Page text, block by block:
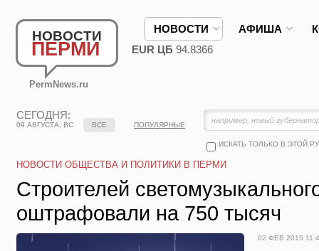
НОВОСТИ
ПЕРМИ
PermNews.ru
НОВОСТИ АФИША
EUR ЦБ 94.8366
СЕГОДНЯ:
09 АВГУСТА, ВС
ИСКАТЬ ТОЛЬКО В ЭТОЙ
ВСЕ ПОПУЛЯРНЫЕ
НОВОСТИ ОБЩЕСТВА И ПОЛИТИКИ В ПЕРМИ
Строителей
оштрафовали на 750 тысяч
02 ФЕВ 2015